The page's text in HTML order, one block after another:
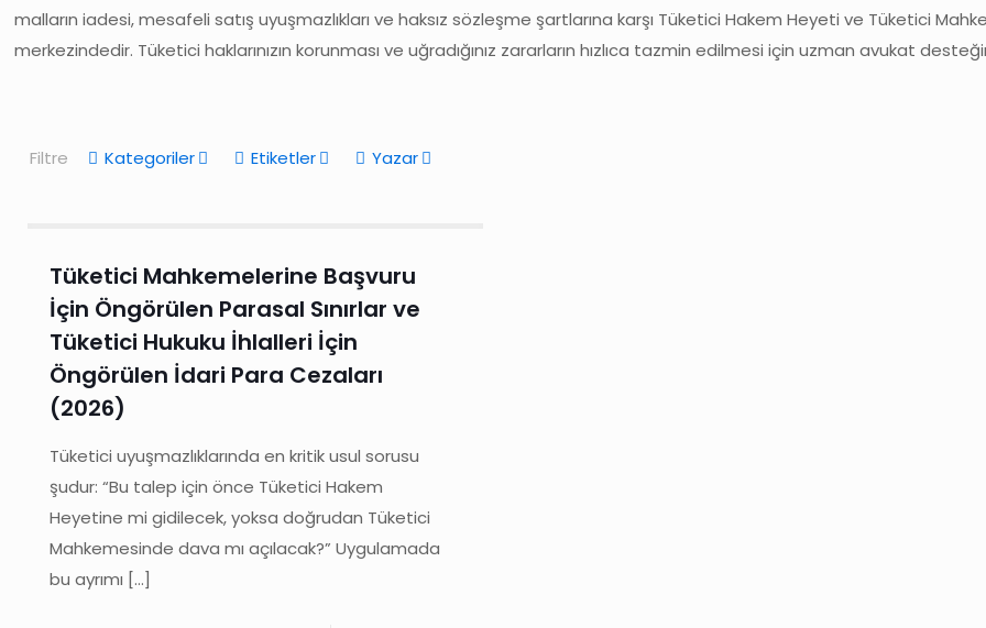
malların iadesi, mesafeli satış uyuşmazlıkları ve haksız sözleşme şartlarına karşı Tüketici Hakem Heyeti ve Tüketici
merkezindedir. Tüketici haklarınızın korunması ve uğradığınız zararların hızlıca tazmin edilmesi için uzman avukat
Filtre Kategoriler Etiketler Yazar
Tüketici Mahkemelerine Başvuru
İçin Öngörülen Parasal Sınırlar ve
Tüketici Hukuku İhlalleri İçin
Öngörülen İdari Para Cezaları
(2026)
Tüketici uyuşmazlıklarında en kritik usul sorusu
şudur: “Bu talep için önce Tüketici Hakem
Heyetine mi gidilecek, yoksa doğrudan Tüketici
Mahkemesinde dava mı açılacak?” Uygulamada
bu ayrımı […]